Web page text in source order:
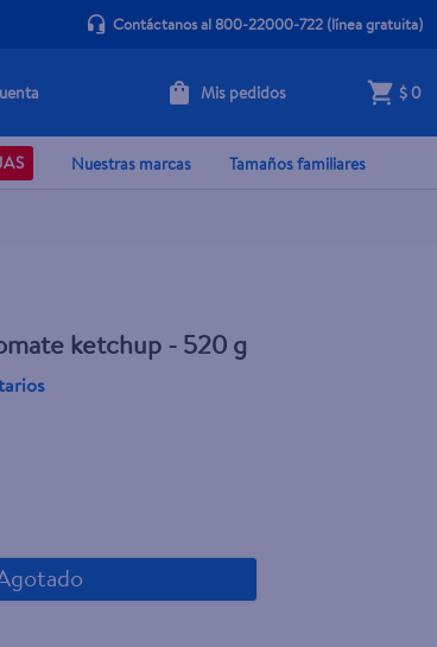
Contáctanos al 800-22000-722(línea gratuita)
Mis pedidos $ 0
Nuestras marcas Tamaños familiares
ketchup - 520 g
Agotado